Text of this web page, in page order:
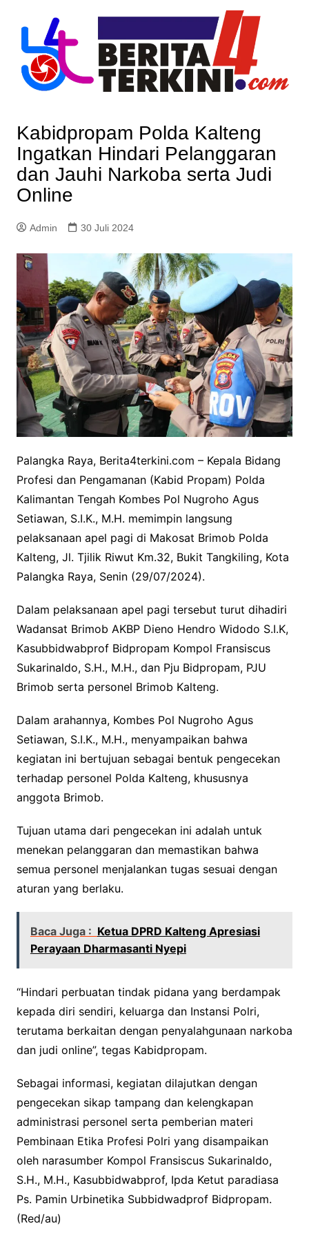
content
Kabidpropam Polda Kalteng
Ingatkan Hindari Pelanggaran
dan Jauhi Narkoba serta Judi
Online
Admin 30 Juli 2024
Palangka Raya, Berita4terkini.com – Kepala Bidang
Profesi dan Pengamanan (Kabid Propam) Polda
Kalimantan Tengah Kombes Pol Nugroho Agus
Setiawan, S.I.K., M.H. memimpin langsung
pelaksanaan apel pagi di Makosat Brimob Polda
Kalteng, Jl. Tjilik Riwut Km.32, Bukit Tangkiling, Kota
Palangka Raya, Senin (29/07/2024).
Dalam pelaksanaan apel pagi tersebut turut dihadiri
Wadansat Brimob AKBP Dieno Hendro Widodo S.I.K,
Kasubbidwabprof Bidpropam Kompol Fransiscus
Sukarinaldo, S.H., M.H., dan Pju Bidpropam, PJU
Brimob serta personel Brimob Kalteng.
Dalam arahannya, Kombes Pol Nugroho Agus
Setiawan, S.I.K., M.H., menyampaikan bahwa
kegiatan ini bertujuan sebagai bentuk pengecekan
terhadap personel Polda Kalteng, khususnya
anggota Brimob.
Tujuan utama dari pengecekan ini adalah untuk
menekan pelanggaran dan memastikan bahwa
semua personel menjalankan tugas sesuai dengan
aturan yang berlaku.
Baca Juga : Ketua DPRD Kalteng Apresiasi
Perayaan Dharmasanti Nyepi
“Hindari perbuatan tindak pidana yang berdampak
kepada diri sendiri, keluarga dan Instansi Polri,
terutama berkaitan dengan penyalahgunaan narkoba
dan judi online”, tegas Kabidpropam.
Sebagai informasi, kegiatan dilajutkan dengan
pengecekan sikap tampang dan kelengkapan
administrasi personel serta pemberian materi
Pembinaan Etika Profesi Polri yang disampaikan
oleh narasumber Kompol Fransiscus Sukarinaldo,
S.H., M.H., Kasubbidwabprof, Ipda Ketut paradiasa
Ps. Pamin Urbinetika Subbidwadprof Bidpropam.
(Red/au)